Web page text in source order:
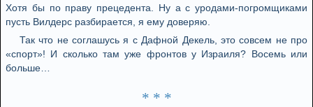
Хотя бы по праву прецедента. Ну а с уродами-погромщиками
пусть Вилдерс разбирается, я ему доверяю.
Так что не соглашусь я с Дафной Декель, это совсем не про
«спорт»! И сколько там уже фронтов у Израиля? Восемь или
больше…
* * *